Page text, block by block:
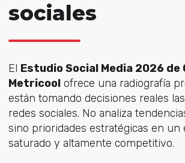
sociales
El Estudio Social Media 2026
Metricoolofrece una radiografía
están tomando decisiones reales
redes sociales. No analiza
sino prioridades estratégicas en un
saturado y altamente competitivo.